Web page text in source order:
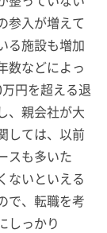
参入が増えて
る施設も増加
数などによっ
円を超える退
、親会社が大
しては、以前
スも多いた
ないといえる
で、転職を考
しっかり